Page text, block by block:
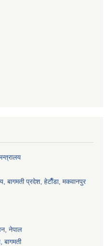
बागमती प्रदेश, हेटाैँडा, मकवानपुर
नेपाल
बागमती